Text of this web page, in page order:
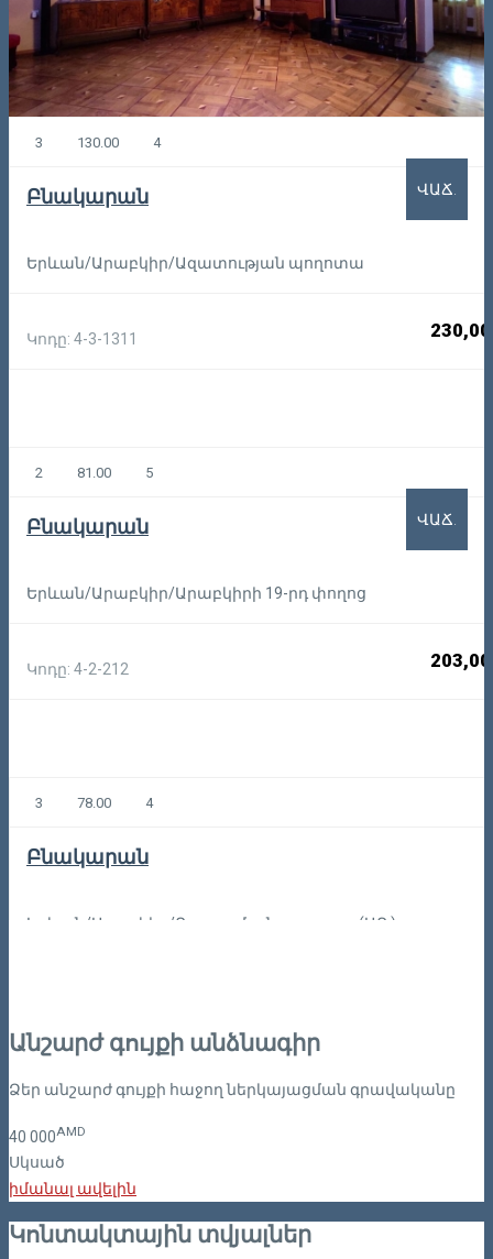
3 130.00 4
Բնակարան
Երևան/Արաբկիր/Ազատության պողոտա
Կոդը: 4-3-1311
ՎԱՃ.
2 81.00 5
Բնակարան
Երևան/Արաբկիր/Արաբկիրի 19-րդ փողոց
Կոդը: 4-2-212
ՎԱՃ.
3 78.00 4
Բնակարան
Երևան/Արաբկիր/Բաղրամյան պողոտա (ԱՐ.)
Անշարժ գույքի անձնագիր
Ձեր անշարժ գույքի հաջող ներկայացման գրավականը
40 000AMD
Սկսած
իմանալ ավելին
Կոնտակտային տվյալներ